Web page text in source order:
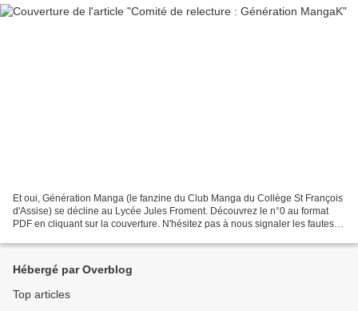
Et oui, Génération Manga (le fanzine du Club Manga du Collège St François
d'Assise) se décline au Lycée Jules Froment. Découvrez le n°0 au format
PDF en cliquant sur la couverture. N'hésitez pas à nous signaler les fautes
Hébergé par Overblog
Top articles